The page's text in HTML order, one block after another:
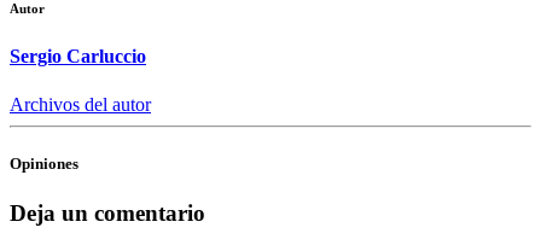
Autor
Sergio Carluccio
Archivos del autor
Opiniones
Deja un comentario